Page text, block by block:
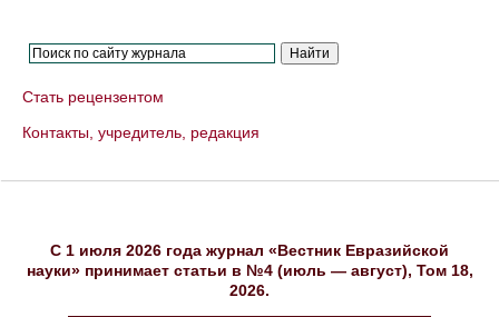
Стать рецензентом
Контакты, учредитель, редакция
C 1 июля 2026 года журнал «Вестник Евразийской
науки» принимает статьи в №4 (июль — август), Том 18,
2026.